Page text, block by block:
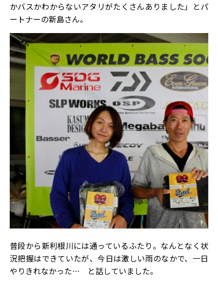
かバスかわからないアタリがたくさんありました」とパ
ートナーの新島さん。
普段から新利根川には通っているふたり。なんとなく状
況把握はできていたが、今日は激しい雨のなかで、一日
やりきれなかった… と話していました。